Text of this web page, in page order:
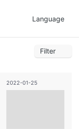
Language
7
12 13
14
21
2 3
1
13 14
15
Filter
2022-01-25